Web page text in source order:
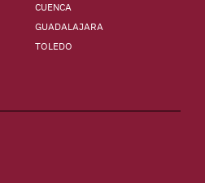
CUENCA
GUADALAJARA
TOLEDO